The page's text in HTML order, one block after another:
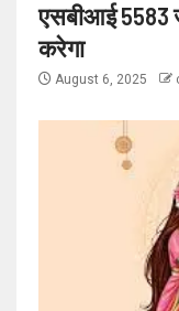
एसबीआई 5583
करेगा
August 6, 2025